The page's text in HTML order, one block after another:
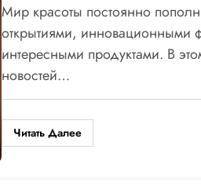
Мир красоты постоянно
открытиями, инновационными
интересными продуктами. В
новостей…
Читать Далее